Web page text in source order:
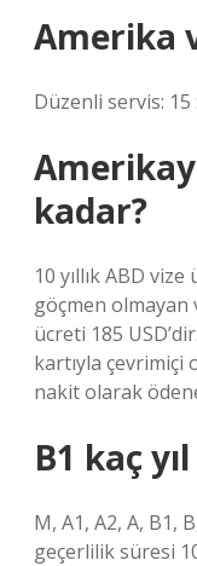
Amerika
Düzenli servis: 15
kadar?
10 yıllık ABD
göçmen olmayan
ücreti 185
kartıyla çevrimiçi
nakit olarak
B1 kaç
M, A1, A2, A, B1,
geçerlilik süresi 10